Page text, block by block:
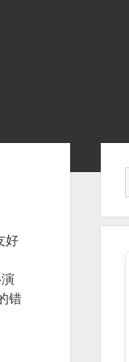
好
错